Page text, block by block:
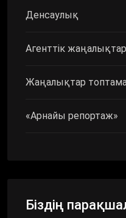
Денсаулық
Агенттік
Жаңалықтар
«Арнайы репортаж»
Біздің